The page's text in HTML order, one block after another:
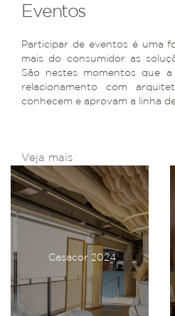
Eventos
Participar de eventos é uma
mais do consumidor as
São nestes momentos que
relacionamento com
conhecem e aprovam a linha
Veja mais
Casacor 2024